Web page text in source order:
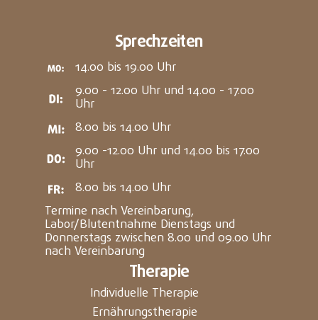
Therapie
Individuelle Therapie
Ernährungstherapie
Sprechzeiten
14.00 bis 19.00 Uhr
9.00 - 12.00 Uhr und 14.00 - 17.00
Uhr
8.00 bis 14.00 Uhr
9.00 -12.00 Uhr und 14.00 bis 17.00
Uhr
8.00 bis 14.00 Uhr
Termine nach Vereinbarung,
Labor/Blutentnahme Dienstags und
Donnerstags zwischen 8.00 und 09.00 Uhr
nach Vereinbarung